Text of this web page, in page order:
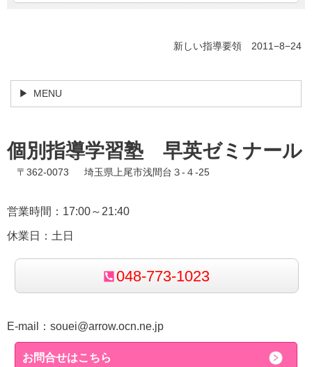
新しい指導要領 2011−8−24
MENU
個別指導学習塾 早英ゼミナール
〒362-0073 埼玉県上尾市浅間台３-４-25
営業時間：17:00～21:40
休業日：土日
048-773-1023
E-mail： souei@arrow.ocn.ne.jp
お問合せはこちら